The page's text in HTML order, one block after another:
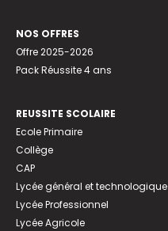
NOS OFFRES
Offre 2025-2026
Pack Réussite 4 ans
REUSSITE SCOLAIRE
Ecole Primaire
Collège
CAP
Lycée général et technologique
Lycée Professionnel
Lycée Agricole